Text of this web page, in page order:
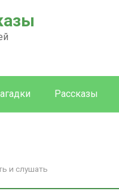
Рассказы
и слушать